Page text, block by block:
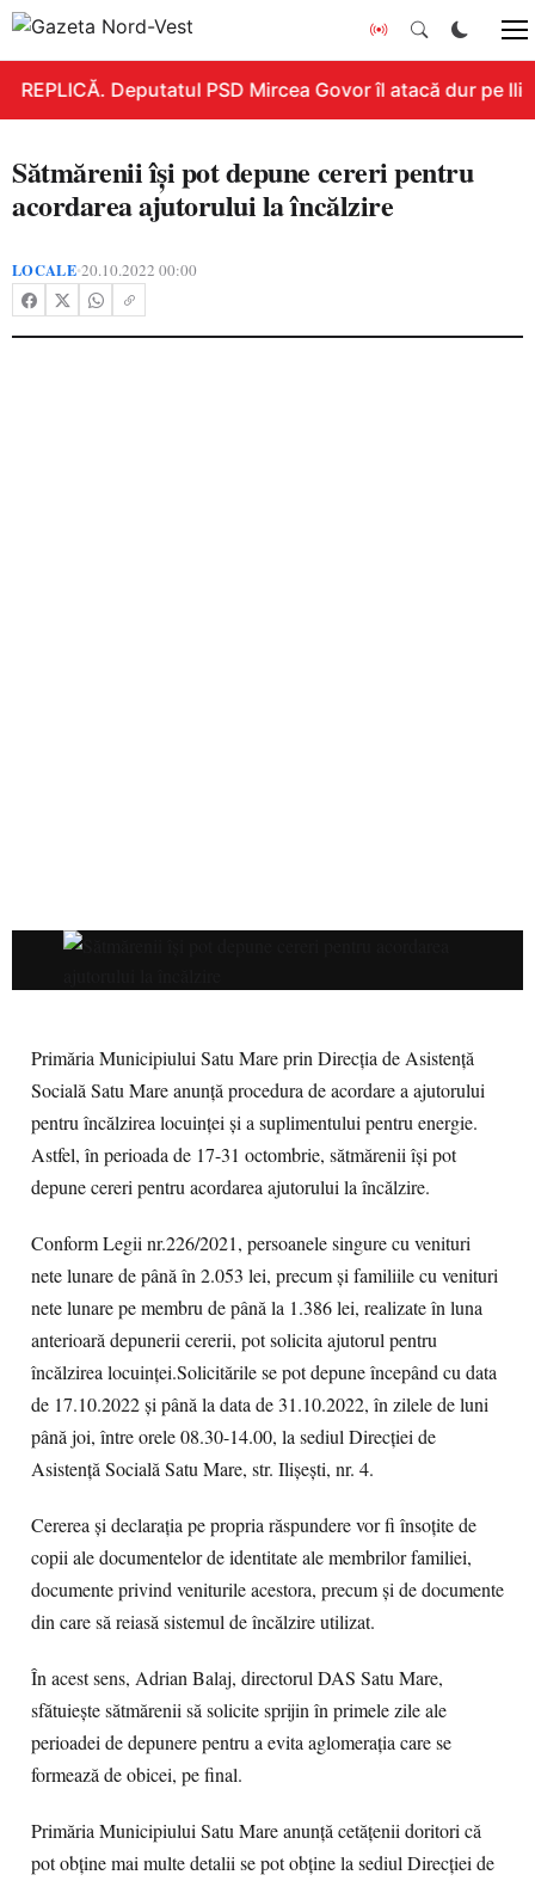
REPLICĂ. Deputatul PSD Mircea Govor îl atacă dur pe
Sătmărenii își pot depune cereri pentru
acordarea ajutorului la încălzire
LOCALE•20.10.2022 00:00
Primăria Municipiului Satu Mare prin Direcția de Asistență
Socială Satu Mare anunță procedura de acordare a ajutorului
pentru încălzirea locuinței și a suplimentului pentru energie.
Astfel, în perioada de 17-31 octombrie, sătmărenii își pot
depune cereri pentru acordarea ajutorului la încălzire.
Conform Legii nr.226/2021, persoanele singure cu venituri
nete lunare de până în 2.053 lei, precum și familiile cu venituri
nete lunare pe membru de până la 1.386 lei, realizate în luna
anterioară depunerii cererii, pot solicita ajutorul pentru
încălzirea locuinței.Solicitările se pot depune începând cu data
de 17.10.2022 și până la data de 31.10.2022, în zilele de luni
până joi, între orele 08.30-14.00, la sediul Direcției de
Asistență Socială Satu Mare, str. Ilișești, nr. 4.
Cererea și declarația pe propria răspundere vor fi însoțite de
copii ale documentelor de identitate ale membrilor familiei,
documente privind veniturile acestora, precum și de documente
din care să reiasă sistemul de încălzire utilizat.
În acest sens, Adrian Balaj, directorul DAS Satu Mare,
sfătuiește sătmărenii să solicite sprijin în primele zile ale
perioadei de depunere pentru a evita aglomerația care se
formează de obicei, pe final.
Primăria Municipiului Satu Mare anunță cetățenii doritori că
pot obține mai multe detalii se pot obține la sediul Direcției de